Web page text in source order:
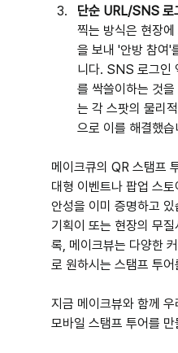
단순 URL/SNS 로
찍는 방식은 현장
을 보내 '안방 참여'
니다. SNS 로그인
를 싹쓸이하는 것
는 각 스팟의 물리
으로 이를 해결했습
메이크큐의 QR 스탬프
대형 이벤트나 팝업 스
안성을 이미 증명하고
기획이 또는 현장의 무
록, 메이크뷰는 다양한
로 원하시는 스탬프 투
지금 메이크뷰와 함께
모바일 스탬프 투어를 만